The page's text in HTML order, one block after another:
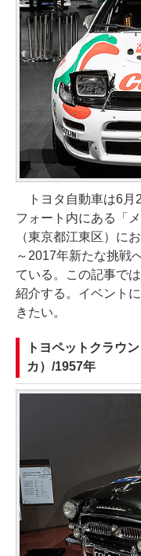
トヨタ自動車は6月
フォート内にある「
（東京都江東区）に
～2017年新たな挑戦
ている。この記事で
紹介する。イベント
きたい。
トヨペットクラウ
カ）/1957年